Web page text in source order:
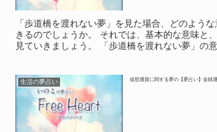
「歩道橋を渡れない夢」を見た場合、どのよう
きるのでしょうか。 それでは、基本的な意味と
見ていきましょう。 「歩道橋を渡れない夢」の
生活の夢占い 仮想通貨に関する夢の【夢占い】金銭